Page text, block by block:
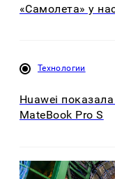
«Самолета» у
Технологии
Huawei
MateBook Pro S